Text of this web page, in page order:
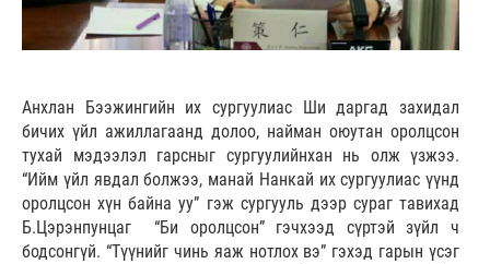
Анхлан Бээжингийн их сургуулиас Ши даргад захидал
бичих үйл ажиллагаанд долоо, найман оюутан оролцсон
тухай мэдээлэл гарсныг сургуулийнхан нь олж үзжээ.
“Ийм үйл явдал болжээ, манай Нанкай их сургуулиас үүнд
оролцсон хүн байна уу” гэж сургууль дээр сураг тавихад
Б.Цэрэнпунцаг “Би оролцсон” гэчхээд сүртэй зүйл ч
бодсонгүй. “Түүнийг чинь яаж нотлох вэ” гэхэд гарын үсэг